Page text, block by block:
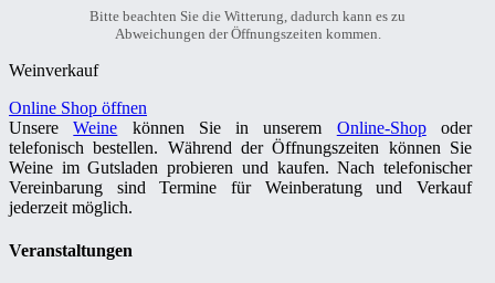
Bitte beachten Sie die Witterung, dadurch kann es zu
Abweichungen der Öffnungszeiten kommen.
Weinverkauf
Online Shop öffnen
UnsereWeine können Sie in unserem Online-Shopoder
telefonisch bestellen. Während der Öffnungszeiten können Sie
Weine im Gutsladen probieren und kaufen. Nach telefonischer
Vereinbarung sind Termine für Weinberatung und Verkauf
jederzeit möglich.
Veranstaltungen